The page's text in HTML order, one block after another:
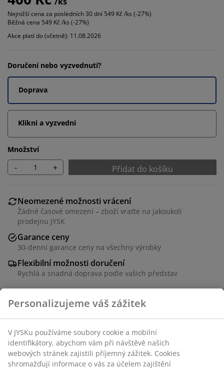
Nejnižší cena za posledních 30 dní 549 Kč /ks (-27%)
Běžná cena 549 Kč /ks (-27%)
Akce platí do (včetně): 11.08.2026
Doručení nebo vyzvednutí?
Doprava
Klikni a vyzvedni
Množství
- + Přidat do košíku
Neomezené možnosti vrácení
Žádné časové omezení – zboží vraťte na jakoukoli
prodejnu JYSK
Garance ceny
30-denní garance ceny na všechny výrobky
Flexibilní možnosti doručení
Rychlá a snadná doprava podle vašich představ
Lucerna se splétaným designem a černými detaily
vyrobená z papíru a oceli. Má praktickou rukojeť a
uvnitř je skleněná nádoba na svíčku. Lucerna
kombinuje moderní a rustikální styl, aby vytvořila
hřejivou a příjemnou atmosféru. Ø27×V35 cm
Personalizujeme váš zážitek
V JYSKu používáme soubory cookie a mobilní
identifikátory, abychom vám při návštěvě našich
webových stránek zajistili příjemný zážitek. Cookies
shromažďují informace o vás za účelem zajištění